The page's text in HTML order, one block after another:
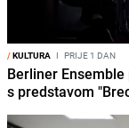
/KULTURA I PRIJE 1 DAN
Berliner
s predstavom